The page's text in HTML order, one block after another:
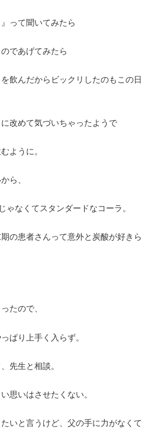
って聞いてみたら
であげてみたら
飲んだからビックリしたのもこの日
改めて気づいちゃったようで
ように。
ら、
ゃなくてスタンダードなコーラ。
の患者さんって意外と炭酸が好きら
たので、
ぱり上手く入らず。
先生と相談。
思いはさせたくない。
いと言うけど、父の手に力がなくて